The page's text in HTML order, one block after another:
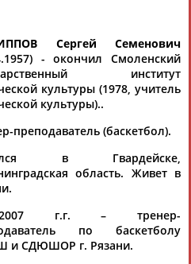
Расширенный поиск
уникальных документов
Сергей Семенович
- окончил Смоленский
институт
культуры (1978, учитель
культуры)..
преподаватель (баскетбол).
в Гвардейске,
область. Живет в
2007 г.г. – тренер-
по баскетболу
и СДЮШОР г. Рязани.